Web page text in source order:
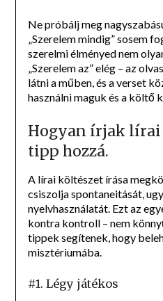
Ne próbálj meg
„Szerelem mindig” sosem
szerelmi élményed nem
„Szerelem az” elég – az
látni a műben, és a verset
használni maguk és a költő
Hogyan írjak lírai
tipp hozzá.
A lírai költészet írása
csiszolja spontaneitását,
nyelvhasználatát. Ezt az
kontra kontroll – nem
tippek segítenek, hogy
misztériumába.
#1. Légy játékos